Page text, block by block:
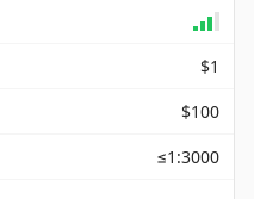
$1
$100
≤1:3000